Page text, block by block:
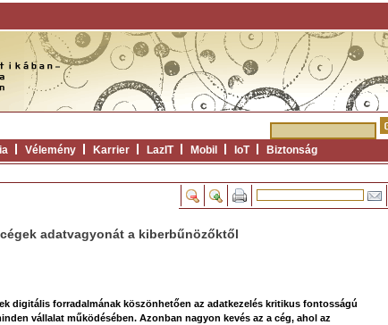
Vélemény Karrier LazIT Mobil IoT Biztonság
adatvagyonát a kiberbűnözőktől
digitális forradalmának köszönhetően az adatkezelés kritikus fontosságú
vállalat működésében. Azonban nagyon kevés az a cég, ahol az